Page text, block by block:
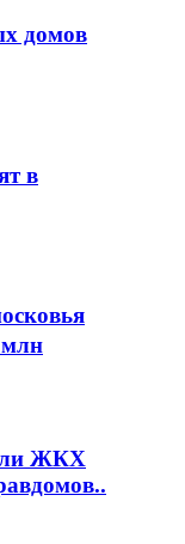
домов
в
ЖКХ